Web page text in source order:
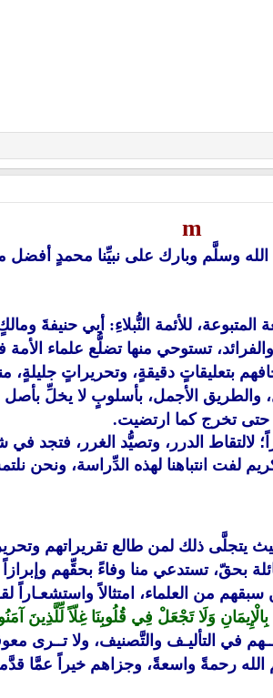
m
وسلَّم وبارك على نبيِّنا محمدٍ أفضل
للأئمة النُّبلاءِ: أبي حنيفةَ
تستوحي منها تضلُّع علماء
بتعليقاتٍ دقيقةٍ، وتحريراتٍ
والطريق الأجمل، بأسلوبٍ لا يخلِّ
حتى تخرج كما ارتضيت.
لالتقاط الدرر، وتصيُّد الغرر، فتجد
لفت انتباهنا لهذه الدِّراسة، ونحن
يتجلَّى ذلك لمن طالع تقريراتهم
بحقّ، تستدعي منا وفاءً بحقِّهم
من العلماء، امتثالاً واستشعـاراً
وَلَا تَجْعَلْ فِي قُلُوبِنَا غِلّاً لِّلَّذِينَ
في التأليـف والتَّصنيف، ولا تــرى
رحمةً واسعةً، وجزاهم خيراً عمَّا